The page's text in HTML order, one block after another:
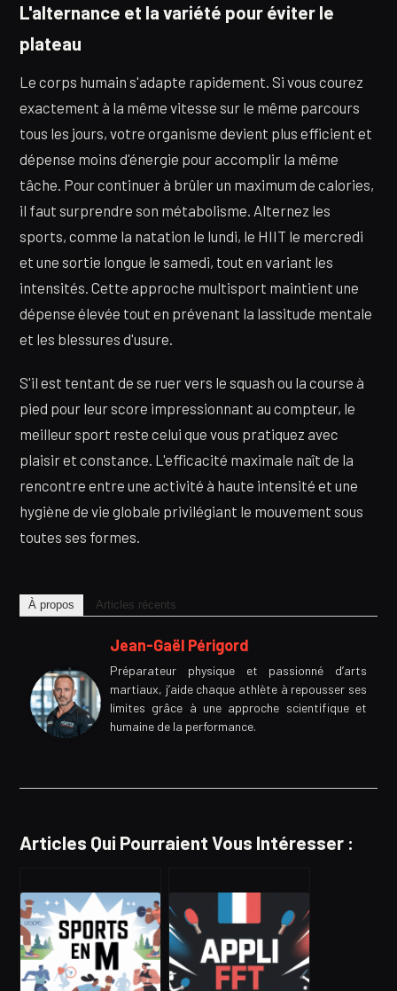
L'alternance et la variété pour éviter le
plateau
Le corps humain s'adapte rapidement. Si vous courez
exactement à la même vitesse sur le même parcours
tous les jours, votre organisme devient plus efficient et
dépense moins d'énergie pour accomplir la même
tâche. Pour continuer à brûler un maximum de calories,
il faut surprendre son métabolisme. Alternez les
sports, comme la natation le lundi, le HIIT le mercredi
et une sortie longue le samedi, tout en variant les
intensités. Cette approche multisport maintient une
dépense élevée tout en prévenant la lassitude mentale
et les blessures d'usure.
S'il est tentant de se ruer vers le squash ou la course à
pied pour leur score impressionnant au compteur, le
meilleur sport reste celui que vous pratiquez avec
plaisir et constance. L'efficacité maximale naît de la
rencontre entre une activité à haute intensité et une
hygiène de vie globale privilégiant le mouvement sous
toutes ses formes.
À propos Articles récents
Jean-Gaël Périgord
Préparateur physique et passionné d’arts
martiaux, j’aide chaque athlète à repousser ses
limites grâce à une approche scientifique et
humaine de la performance.
Articles Qui Pourraient Vous Intéresser :